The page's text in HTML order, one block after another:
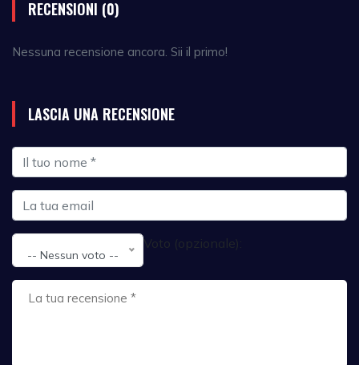
RECENSIONI (0)
Nessuna recensione ancora. Sii il primo!
LASCIA UNA RECENSIONE
Voto (opzionale):
-- Nessun voto --